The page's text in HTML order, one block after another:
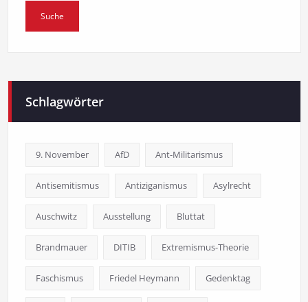
Schlagwörter
9. November AfD Ant-Militarismus
Antisemitismus Antiziganismus Asylrecht
Auschwitz Ausstellung Bluttat
Brandmauer DITIB Extremismus-Theorie
Faschismus Friedel Heymann Gedenktag